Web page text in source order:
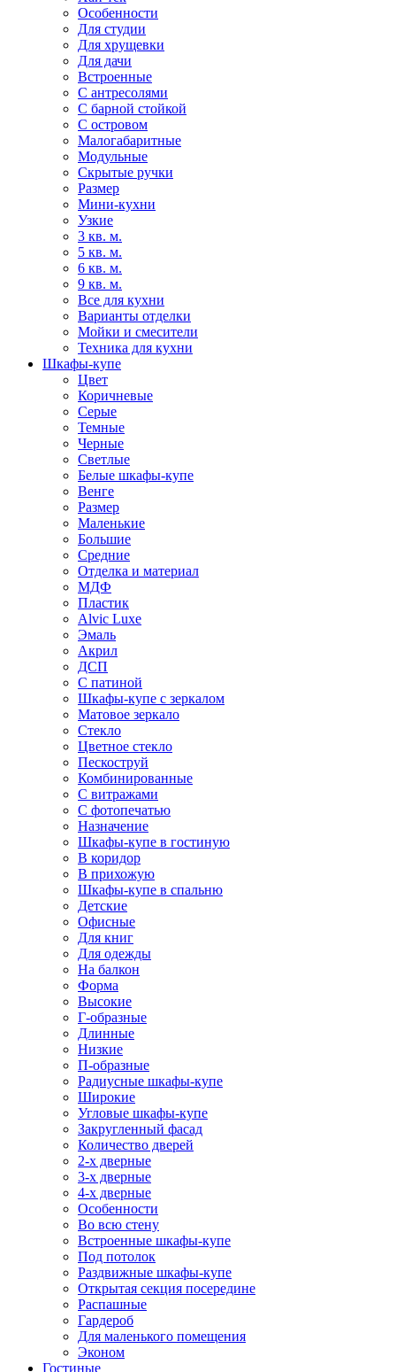
Особенности
Для студии
Для хрущевки
Для дачи
Встроенные
С антресолями
С барной стойкой
С островом
Малогабаритные
Модульные
Скрытые ручки
Размер
Мини-кухни
Узкие
3 кв. м.
5 кв. м.
6 кв. м.
9 кв. м.
Все для кухни
Варианты отделки
Мойки и смесители
Техника для кухни
Шкафы-купе
Цвет
Коричневые
Серые
Темные
Черные
Светлые
Белые шкафы-купе
Венге
Размер
Маленькие
Большие
Средние
Отделка и материал
МДФ
Пластик
Alvic Luxe
Эмаль
Акрил
ДСП
С патиной
Шкафы-купе с зеркалом
Матовое зеркало
Стекло
Цветное стекло
Пескоструй
Комбинированные
С витражами
С фотопечатью
Назначение
Шкафы-купе в гостиную
В коридор
В прихожую
Шкафы-купе в спальню
Детские
Офисные
Для книг
Для одежды
На балкон
Форма
Высокие
Г-образные
Длинные
Низкие
П-образные
Радиусные шкафы-купе
Широкие
Угловые шкафы-купе
Закругленный фасад
Количество дверей
2-х дверные
3-х дверные
4-х дверные
Особенности
Во всю стену
Встроенные шкафы-купе
Под потолок
Раздвижные шкафы-купе
Открытая секция посередине
Распашные
Гардероб
Для маленького помещения
Эконом
Гостиные